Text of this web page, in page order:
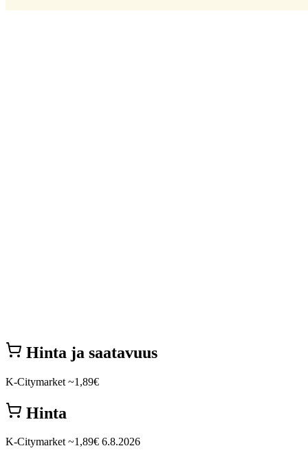
Hinta ja saatavuus
K-Citymarket ~1,89€
Hinta
K-Citymarket ~1,89€ 6.8.2026